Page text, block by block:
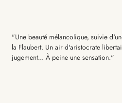
"Une beauté mélancolique, suivie
la Flaubert. Un air d'aristocrate
jugement... À peine une sensation."